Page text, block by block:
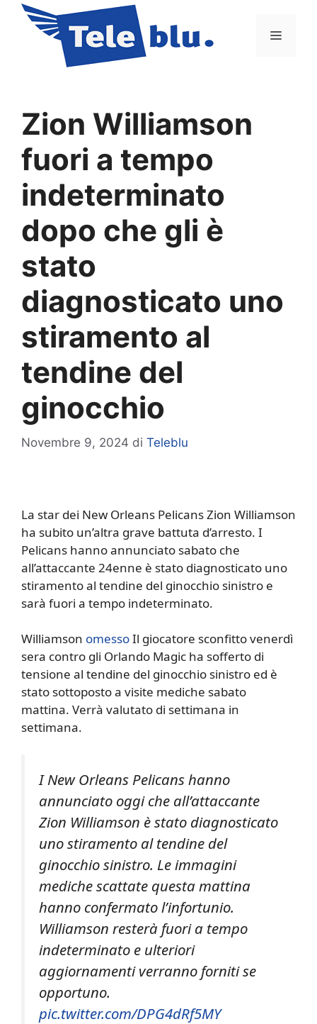
contenuto
Menu
Zion Williamson
fuori a tempo
indeterminato
dopo che gli è
stato
diagnosticato uno
stiramento al
tendine del
ginocchio
Novembre 9, 2024 di Teleblu
La star dei New Orleans Pelicans Zion Williamson
ha subito un’altra grave battuta d’arresto. I
Pelicans hanno annunciato sabato che
all’attaccante 24enne è stato diagnosticato uno
stiramento al tendine del ginocchio sinistro e
sarà fuori a tempo indeterminato.
Williamson omessoIl giocatore sconfitto venerdì
sera contro gli Orlando Magic ha sofferto di
tensione al tendine del ginocchio sinistro ed è
stato sottoposto a visite mediche sabato
mattina. Verrà valutato di settimana in
settimana.
I New Orleans Pelicans hanno
annunciato oggi che all’attaccante
Zion Williamson è stato diagnosticato
uno stiramento al tendine del
ginocchio sinistro. Le immagini
mediche scattate questa mattina
hanno confermato l’infortunio.
Williamson resterà fuori a tempo
indeterminato e ulteriori
aggiornamenti verranno forniti se
opportuno.
pic.twitter.com/DPG4dRf5MY